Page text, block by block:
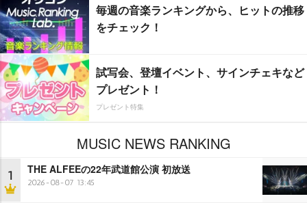
毎週の音楽ランキングから、ヒットの推移
をチェック！
試写会、登壇イベント、サインチェキなど
プレゼント！
プレゼント特集
MUSIC NEWS RANKING
1 THE ALFEEの22年武道館公演 初放送
2026-08-07 13:45